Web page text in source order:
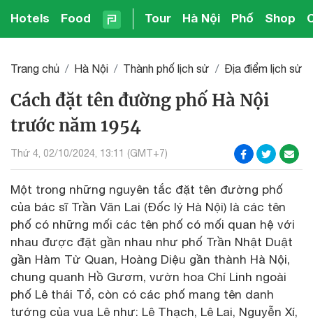
Hotels Food Tour Hà Nội Phố Shop
Trang chủ Hà Nội Thành phố lịch sử Địa điểm lịch sử
Cách đặt tên đường phố Hà Nội
trước năm 1954
Thứ 4, 02/10/2024, 13:11 (GMT+7)
Một trong những nguyên tắc đặt tên đường phố
của bác sĩ Trần Văn Lai (Đốc lý Hà Nội) là các tên
phố có những mối các tên phố có mối quan hệ với
nhau được đặt gần nhau như phố Trần Nhật Duật
gần Hàm Tử Quan, Hoàng Diệu gần thành Hà Nội,
chung quanh Hồ Gươm, vườn hoa Chí Linh ngoài
phố Lê thái Tổ, còn có các phố mang tên danh
tướng của vua Lê như: Lê Thạch, Lê Lai, Nguyễn Xí,